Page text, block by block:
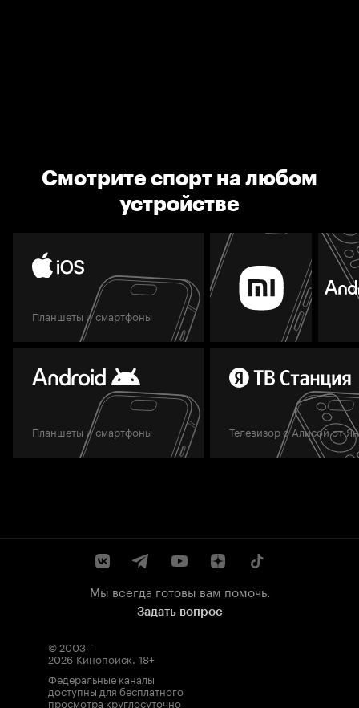
Смотрите спорт на любом
устройстве
Планшеты и смартфоны
Планшеты и смартфоны Телевизор с Алисой от
Мы всегда готовы вам помочь.
Задать вопрос
© 2003–
2026 Кинопоиск. 18+
Федеральные каналы
доступны для бесплатного
просмотра круглосуточно